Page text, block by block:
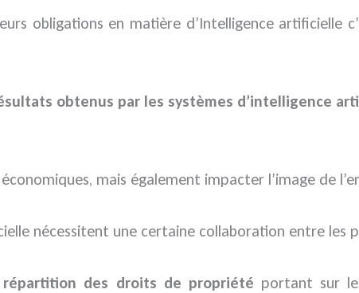
obligations en matière d’Intelligence artificielle
obtenus par les systèmes d’intelligence
mais également impacter l’image de
nécessitent une certaine collaboration entre les
répartition des droits de propriété portant sur